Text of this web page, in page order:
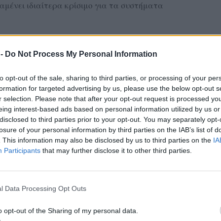
Do Not Process My Personal Information
opt-out of the sale, sharing to third parties, or processing of your
for targeted advertising by us, please use the below opt-out
selection. Please note that after your opt-out request is processed
interest-based ads based on personal information utilized by us
to third parties prior to your opt-out. You may separately
of your personal information by third parties on the IAB’s list of
This information may also be disclosed by us to third parties on the
Participants that may further disclose it to other third parties.
Data Processing Opt Outs
opt-out of the Sharing of my personal data.
ιδιαίτερα κρίσιμο για τα συστήματα
ομιλητές και επιστήμονες με
θα αναλύσουν σύγχρονες πρακτικές και
επαγγελματίες του χώρου της υγείας αλλά
τη δυνατότητα στο κοινό της Λέσβου να
δράση που ενισχύει τη γνώση και
δημόσιας υγείας.
στα αποτελέσματα αναζήτησης